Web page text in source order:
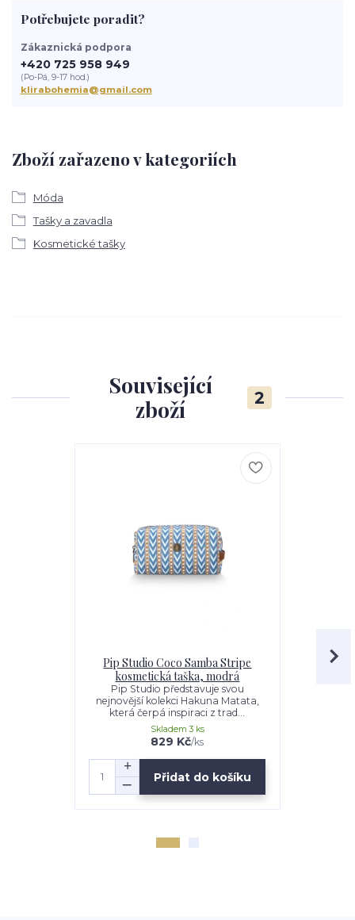
Zboží zařazeno v kategoriích
Móda
Tašky a zavadla
Kosmetické tašky
Potřebujete poradit?
Zákaznická podpora
+420 725 958 949
(Po-Pá, 9-17 hod.)
klirabohemia@gmail.com
Související
zboží
2
Pip Studio Coco Samba Stripe
kosmetická taška, modrá
Pip Studio představuje svou
nejnovější kolekci Hakuna Matata,
která čerpá inspiraci z trad...
829 Kč/ks
Skladem 3 ks
Přidat do košíku
Pip